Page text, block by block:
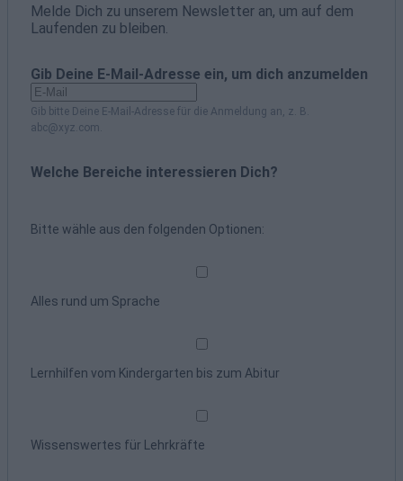
Melde Dich zu unserem Newsletter an, um auf dem
Laufenden zu bleiben.
Gib Deine E-Mail-Adresse ein, um dich anzumelden
Gib bitte Deine E-Mail-Adresse für die Anmeldung an, z. B.
abc@xyz.com.
Welche Bereiche interessieren Dich?
Bitte wähle aus den folgenden Optionen:
Alles rund um Sprache
Lernhilfen vom Kindergarten bis zum Abitur
Wissenswertes für Lehrkräfte